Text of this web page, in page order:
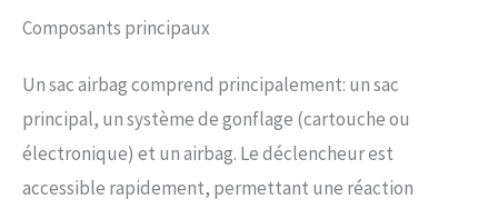
Composants principaux
Un sac airbag comprend principalement: un sac
principal, un système de gonflage (cartouche ou
électronique) et un airbag. Le déclencheur est
accessible rapidement, permettant une réaction